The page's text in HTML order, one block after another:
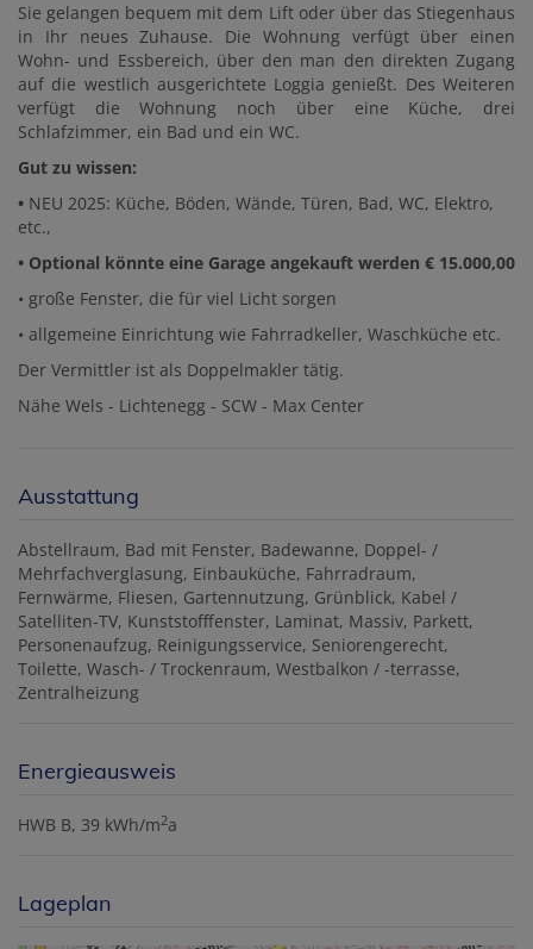
Sie gelangen bequem mit dem Lift oder über das Stiegenhaus
in Ihr neues Zuhause. Die Wohnung verfügt über einen
Wohn- und Essbereich, über den man den direkten Zugang
auf die westlich ausgerichtete Loggia genießt. Des Weiteren
verfügt die Wohnung noch über eine Küche, drei
Schlafzimmer, ein Bad und ein WC.
Gut zu wissen:
• NEU 2025: Küche, Böden, Wände, Türen, Bad, WC, Elektro,
etc.,
• Optional könnte eine Garage angekauft werden € 15.000,00
• große Fenster, die für viel Licht sorgen
• allgemeine Einrichtung wie Fahrradkeller, Waschküche etc.
Der Vermittler ist als Doppelmakler tätig.
Nähe Wels - Lichtenegg - SCW - Max Center
Ausstattung
Abstellraum Bad mit Fenster Badewanne Doppel- /
Mehrfachverglasung Einbauküche Fahrradraum
Fernwärme Fliesen Gartennutzung Grünblick Kabel /
Satelliten-TV Kunststofffenster Laminat Massiv Parkett
Personenaufzug Reinigungsservice Seniorengerecht
Toilette Wasch- / Trockenraum Westbalkon / -terrasse
Zentralheizung
Energieausweis
HWB B, 39 kWh/m2a
Lageplan